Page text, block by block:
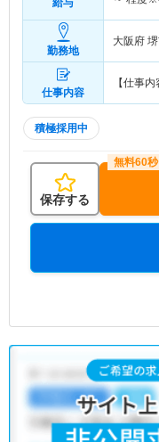
給与
勤務地
大阪府
仕事内容
【仕事
積極採用中
保存する